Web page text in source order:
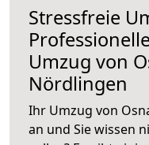
Stressfreie
Umzug von
Nördlingen
Ihr Umzug von
an und Sie wissen